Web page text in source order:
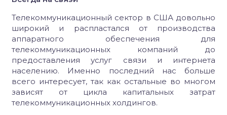
Телекоммуникационный сектор в США довольно
широкий и распластался от производства
аппаратного обеспечения для
телекоммуникационных компаний до
предоставления услуг связи и интернета
населению. Именно последний нас больше
всего интересует, так как остальные во многом
зависят от цикла капитальных затрат
телекоммуникационных холдингов.